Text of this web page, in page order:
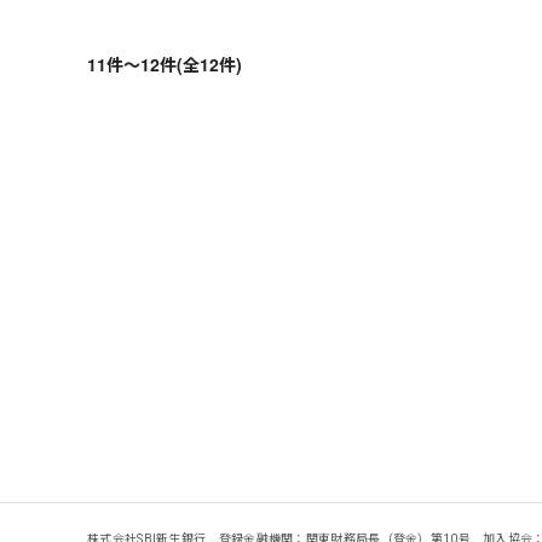
11件～12件(全12件)
株式会社SBI新生銀行 登録金融機関：関東財務局長（登金）第10号 加入協会